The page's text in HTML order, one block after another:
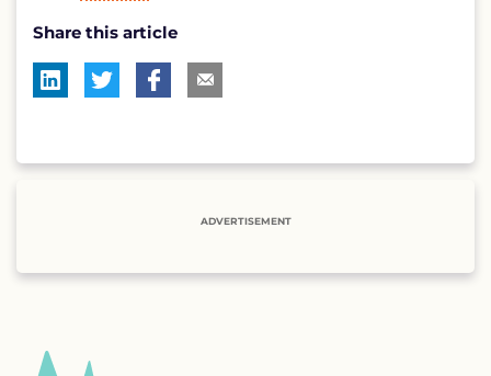
Share this article
ADVERTISEMENT